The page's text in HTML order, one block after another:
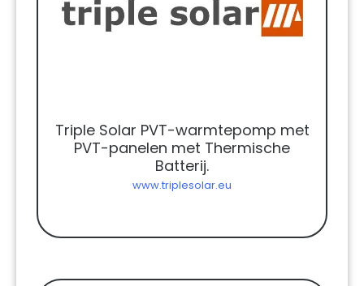
Triple Solar PVT-warmtepomp met
PVT-panelen met Thermische
Batterij.
www.triplesolar.eu